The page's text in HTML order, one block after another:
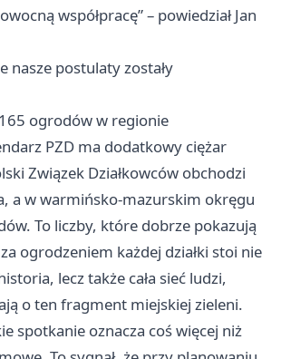
współpracę” – powiedział Jan
nasze postulaty zostały
ogrodów w regionie
PZD ma dodatkowy ciężar
Związek Działkowców obchodzi
a w warmińsko-mazurskim okręgu
To liczby, które dobrze pokazują
ogrodzeniem każdej działki stoi nie
lecz także cała sieć ludzi,
o ten fragment miejskiej zieleni.
spotkanie oznacza coś więcej niż